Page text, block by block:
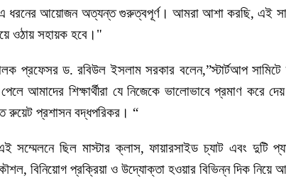
এ ধরনের আয়োজন অত্যন্ত গুরুত্বপূর্ণ। আমরা আশা করছি, এই
ওঠায় সহায়ক হবে।"
প্রফেসর ড. রবিউল ইসলাম সরকার বলেন,”স্টার্টআপ সামিটে
আমাদের শিক্ষার্থীরা যে নিজেকে ভালোভাবে প্রমাণ করে
রুয়েট প্রশাসন বদ্ধপরিকর। “
সম্মেলনে ছিল মাস্টার ক্লাস, ফায়ারসাইড চ্যাট এবং দুটি
বিনিয়োগ প্রক্রিয়া ও উদ্যোক্তা হওয়ার বিভিন্ন দিক